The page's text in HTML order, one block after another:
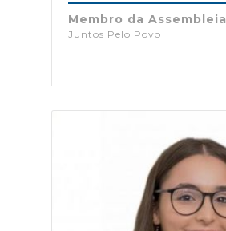
Membro da Assembleia
Juntos Pelo Povo